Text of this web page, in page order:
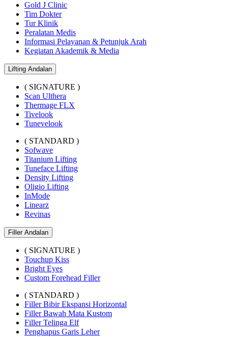
Gold J Clinic
Tim Dokter
Tur Klinik
Peralatan Medis
Informasi Pelayanan & Petunjuk Arah
Kegiatan Akademik & Media
Lifting Andalan
( SIGNATURE )
Scan Ulthera
Thermage FLX
Tivelook
Tunevelook
( STANDARD )
Sofwave
Titanium Lifting
Tuneface Lifting
Density Lifting
Oligio Lifting
InMode
Linearz
Revinas
Filler Andalan
( SIGNATURE )
Touchup Kiss
Bright Eyes
Custom Forehead Filler
( STANDARD )
Filler Bibir Ekspansi Horizontal
Filler Bawah Mata Kustom
Filler Telinga Elf
Penghapus Garis Leher